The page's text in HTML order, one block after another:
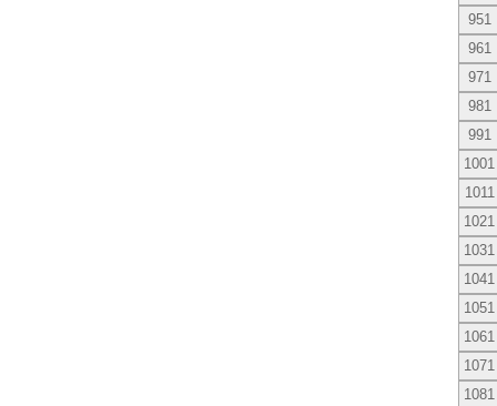
951
961
971
981
991
1001
1011
1021
1031
1041
1051
1061
1071
1081